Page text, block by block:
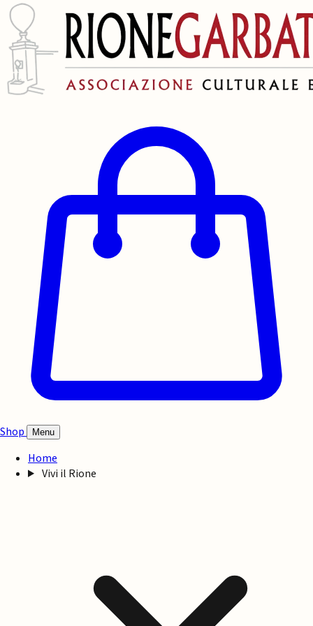
Shop Menu
Home
Vivi il Rione